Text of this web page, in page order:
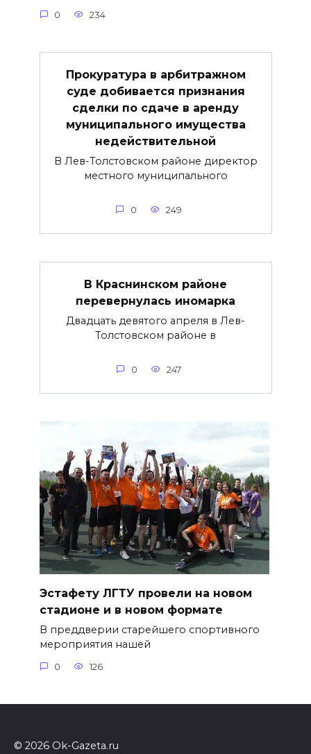
0 234
Прокуратура в арбитражном
суде добивается признания
сделки по сдаче в аренду
муниципального имущества
недействительной
В Лев-Толстовском районе директор
местного муниципального
0 249
В Краснинском районе
перевернулась иномарка
Двадцать девятого апреля в Лев-
Толстовском районе в
0 247
Эстафету ЛГТУ провели на новом
стадионе и в новом формате
В преддверии старейшего спортивного
мероприятия нашей
0 126
© 2026 Ok-Gazeta.ru